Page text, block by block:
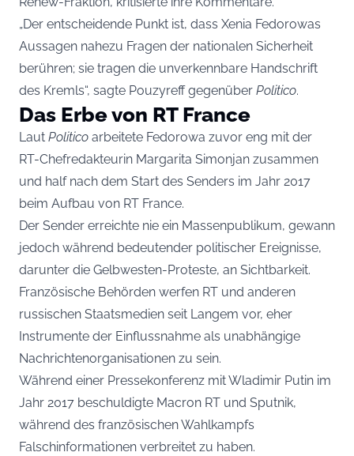
„Der entscheidende Punkt ist, dass Xenia Fedorowas
Aussagen nahezu Fragen der nationalen Sicherheit
berühren; sie tragen die unverkennbare Handschrift
des Kremls“, sagte Pouzyreff gegenüber Politico.
Das Erbe von RT France
Laut Politico arbeitete Fedorowa zuvor eng mit der
RT-Chefredakteurin Margarita Simonjan zusammen
und half nach dem Start des Senders im Jahr 2017
beim Aufbau von RT France.
Der Sender erreichte nie ein Massenpublikum, gewann
jedoch während bedeutender politischer Ereignisse,
darunter die Gelbwesten-Proteste, an Sichtbarkeit.
Französische Behörden werfen RT und anderen
russischen Staatsmedien seit Langem vor, eher
Instrumente der Einflussnahme als unabhängige
Nachrichtenorganisationen zu sein.
Während einer Pressekonferenz mit Wladimir Putin im
Jahr 2017 beschuldigte Macron RT und Sputnik,
während des französischen Wahlkampfs
Falschinformationen verbreitet zu haben.